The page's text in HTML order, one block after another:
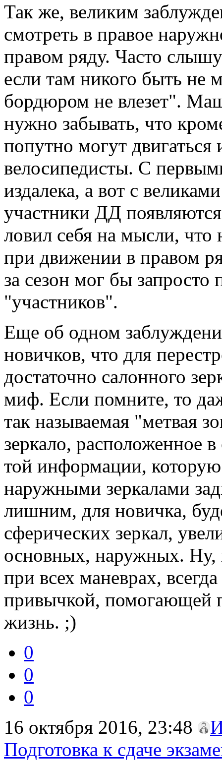
Так же, великим
смотреть в правое
правом ряду. Часто
если там никого быть
бордюром не влезет".
нужно забывать, что
попутно могут
велосипедисты. С
издалека, а вот с
участники ДД
ловил себя на мысли, что
при движении в правом
за сезон мог бы запросто
"участников".
Еще об одном
новичков, что для
достаточно салонного
миф. Если помните, то
так называемая "метвая
зеркало, расположенное
той информации,
наружными зеркалами
лишним, для новичка,
сферических зеркал,
основных, наружных. Ну,
при всех маневрах,
привычкой, помогающей
жизнь. ;)
0
0
0
16 октября 2016, 23:48
Подготовка к сдаче